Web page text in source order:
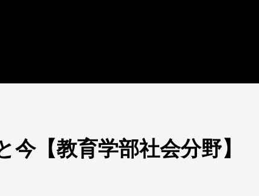
【教育学部社会分野】